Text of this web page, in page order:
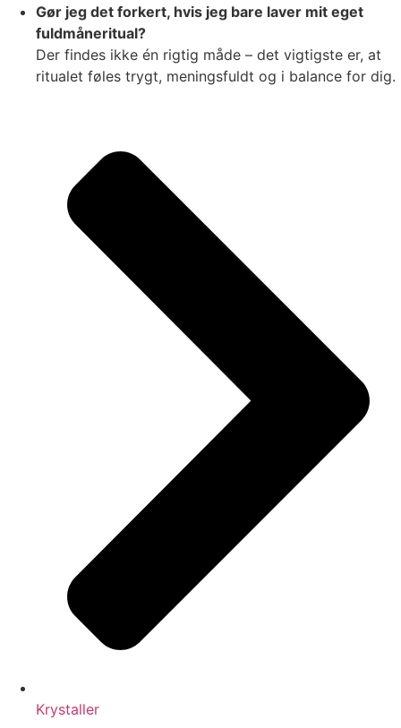
Gør jeg det forkert, hvis jeg bare laver mit eget
fuldmåneritual?
Der findes ikke én rigtig måde – det vigtigste er, at
ritualet føles trygt, meningsfuldt og i balance for dig.
Krystaller